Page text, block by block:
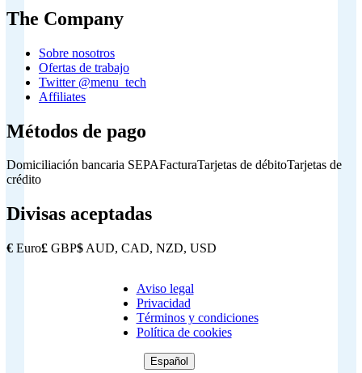
The Company
Sobre nosotros
Ofertas de trabajo
Twitter @menu_tech
Affiliates
Métodos de pago
Domiciliación bancaria SEPAFacturaTarjetas de débitoTarjetas de
crédito
Divisas aceptadas
€ Euro£ GBP$ AUD, CAD, NZD, USD
Copyright
Footer
Aviso legal
Privacidad
Términos y condiciones
Política de cookies
Español